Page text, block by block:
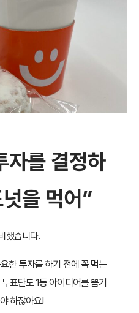
자를 결정하
을 먹어”
했습니다.
한 투자를 하기 전에 꼭 먹는
표단도 1등 아이디어를 뽑기
하잖아요!